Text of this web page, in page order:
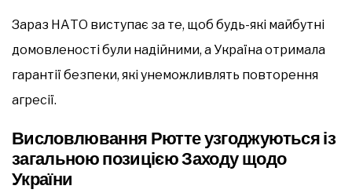
Зараз НАТО виступає за те, щоб будь-які майбутні
домовленості були надійними, а Україна отримала
гарантії безпеки, які унеможливлять повторення
агресії.
Висловлювання Рютте узгоджуються із
загальною позицією Заходу щодо
України